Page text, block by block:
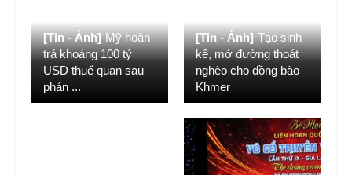
[Tin - Ảnh] Mỹ hoàn
trả khoảng 100 tỷ
USD thuế quan sau
phán ...
[Tin - Ảnh] Tạo sinh
kế, mở đường thoát
nghèo cho đồng bào
Khmer